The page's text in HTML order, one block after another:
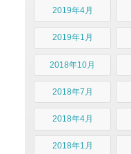
2019年4月
2019年1月
2018年10月
2018年7月
2018年4月
2018年1月